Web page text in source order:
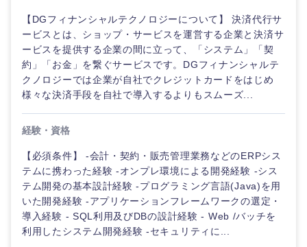
【DGフィナンシャルテクノロジーについて】 決済代行サ
ービスとは、ショップ・サービスを運営する企業と決済サ
ービスを提供する企業の間に立って、「システム」「契
約」「お金」を繋ぐサービスです。DGフィナンシャルテ
クノロジーでは企業が自社でクレジットカードをはじめ
様々な決済手段を自社で導入するよりもスムーズ...
経験・資格
【必須条件】 -会計・契約・販売管理業務などのERPシス
テムに携わった経験 -オンプレ環境による開発経験 -シス
テム開発の基本設計経験 -プログラミング言語(Java)を用
いた開発経験 -アプリケーションフレームワークの選定・
導入経験 - SQL利用及びDBの設計経験 - Web /バッチを
利用したシステム開発経験 -セキュリティに...